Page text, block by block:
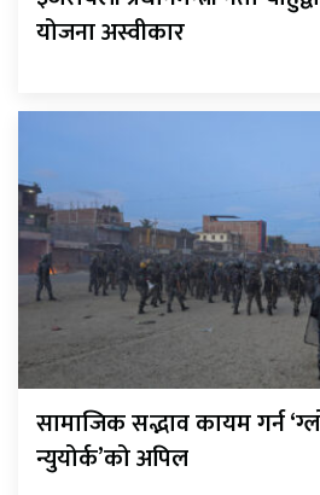
योजना अस्वीकार
सामाजिक सद्भाव कायम गर्न
न्युयोर्क’को अपिल